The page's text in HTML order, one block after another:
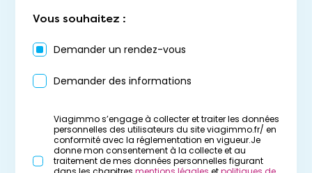
Vous souhaitez :
Demander un rendez-vous
Demander des informations
Viagimmo s’engage à collecter et traiter les données
personnelles des utilisateurs du site viagimmo.fr/ en
conformité avec la réglementation en vigueur.Je
donne mon consentement à la collecte et au
traitement de mes données personnelles figurant